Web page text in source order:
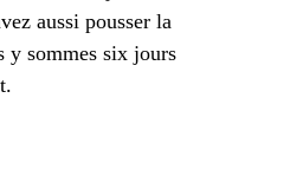
aussi pousser la
y sommes six jours